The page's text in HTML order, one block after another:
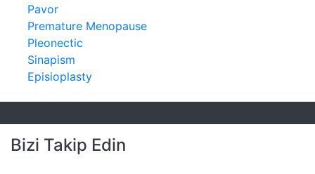
Pavor
Premature Menopause
Pleonectic
Sinapism
Episioplasty
Bizi Takip Edin